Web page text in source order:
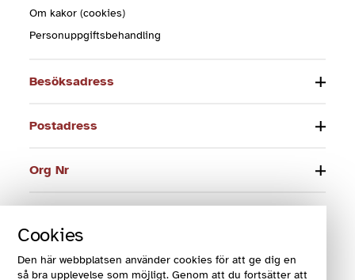
Cookies
Den här webbplatsen använder cookies för att ge dig en
så bra upplevelse som möjligt. Genom att du fortsätter att
Om kakor (cookies)
Personuppgiftsbehandling
Besöksadress
Postadress
Org Nr
E-post